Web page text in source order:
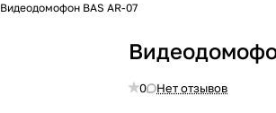
Видеодомофон BAS AR-07
0 Нет отзывов